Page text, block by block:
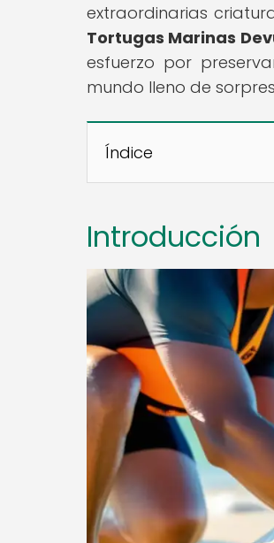
extraordinarias
Tortugas Marinas
esfuerzo por
mundo lleno de
Índice
Introducción